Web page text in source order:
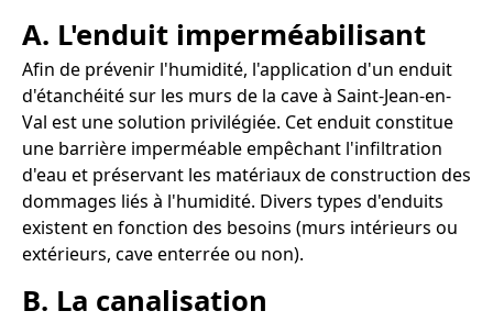
A. L'enduit imperméabilisant
Afin de prévenir l'humidité, l'application d'un enduit
d'étanchéité sur les murs de la cave à Saint-Jean-en-
Val est une solution privilégiée. Cet enduit constitue
une barrière imperméable empêchant l'infiltration
d'eau et préservant les matériaux de construction des
dommages liés à l'humidité. Divers types d'enduits
existent en fonction des besoins (murs intérieurs ou
extérieurs, cave enterrée ou non).
B. La canalisation